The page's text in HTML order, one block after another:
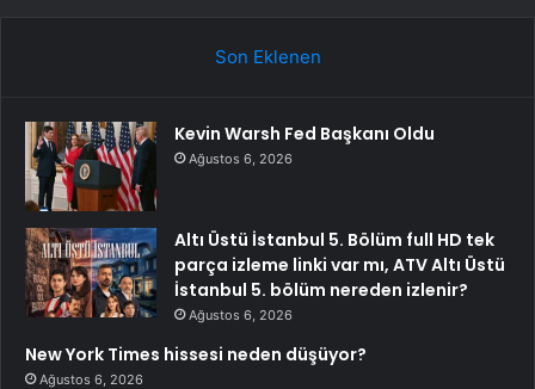
Son Eklenen
Kevin Warsh Fed Başkanı Oldu
Ağustos 6, 2026
Altı Üstü İstanbul 5. Bölüm full HD tek
parça izleme linki var mı, ATV Altı Üstü
İstanbul 5. bölüm nereden izlenir?
Ağustos 6, 2026
New York Times hissesi neden düşüyor?
Ağustos 6, 2026